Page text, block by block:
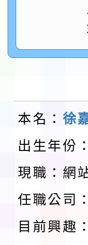
鎮韌
速演
「
法」
本校
第3
告(不
檢送
賽實
本市
程安
「桃
展演
請一案
教育
報
淨零
檢送
本名： 徐
出生年份
現職：網
任職公司：
目前興趣